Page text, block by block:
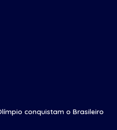
conquistam o Brasileiro